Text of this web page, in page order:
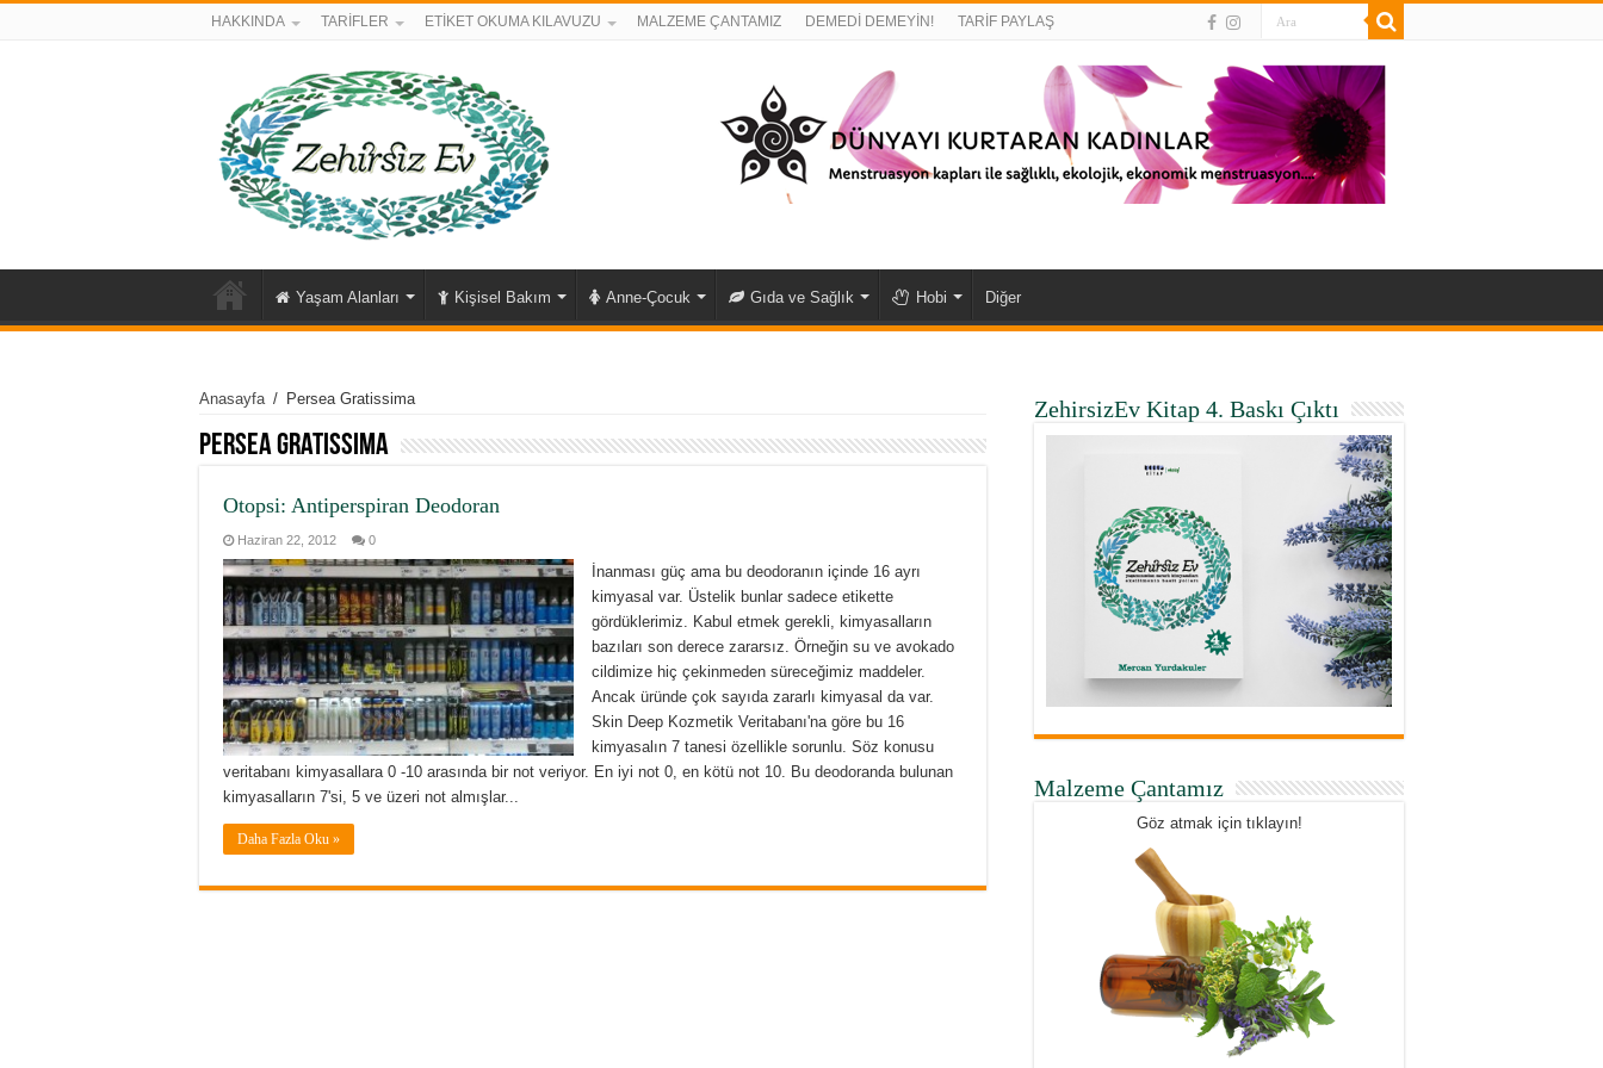
HAKKINDA TARİFLER ETİKET OKUMA KILAVUZU MALZEME ÇANTAMIZ DEMEDİ DEMEYİN! TARİF PAYLAŞ
Yaşam Alanları Kişisel Bakım Anne-Çocuk Gıda ve Sağlık Hobi Diğer
Anasayfa / Persea Gratissima
Persea Gratissima
Otopsi: Antiperspiran Deodoran
Haziran 22, 2012 0
İnanması güç ama bu deodoranın içinde 16 ayrı
kimyasal var. Üstelik bunlar sadece etikette
gördüklerimiz. Kabul etmek gerekli, kimyasalların
bazıları son derece zararsız. Örneğin su ve avokado
cildimize hiç çekinmeden süreceğimiz maddeler.
Ancak üründe çok sayıda zararlı kimyasal da var.
Skin Deep Kozmetik Veritabanı'na göre bu 16
kimyasalın 7 tanesi özellikle sorunlu. Söz konusu
veritabanı kimyasallara 0 -10 arasında bir not veriyor. En iyi not 0, en kötü not 10. Bu deodoranda bulunan
kimyasalların 7'si, 5 ve üzeri not almışlar...
Daha Fazla Oku »
ZehirsizEv Kitap 4. Baskı Çıktı
Malzeme Çantamız
Göz atmak için tıklayın!